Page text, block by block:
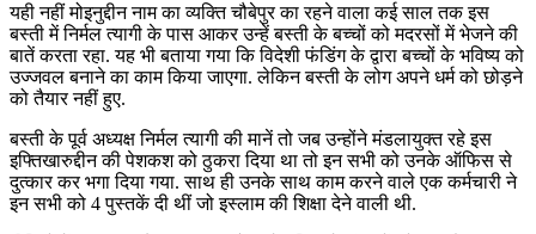
यही नहीं मोइनुद्दीन नाम का व्यक्ति चौबेपुर का रहने वाला कई साल तक इस
बस्ती में निर्मल त्यागी के पास आकर उन्हें बस्ती के बच्चों को मदरसों में भेजने की
बातें करता रहा. यह भी बताया गया कि विदेशी फंडिंग के द्वारा बच्चों के भविष्य को
उज्जवल बनाने का काम किया जाएगा. लेकिन बस्ती के लोग अपने धर्म को छोड़ने
को तैयार नहीं हुए.
बस्ती के पूर्व अध्यक्ष निर्मल त्यागी की मानें तो जब उन्होंने मंडलायुक्त रहे इस
इफ्तिखारुद्दीन की पेशकश को ठुकरा दिया था तो इन सभी को उनके ऑफिस से
दुत्कार कर भगा दिया गया. साथ ही उनके साथ काम करने वाले एक कर्मचारी ने
इन सभी को 4 पुस्तकें दी थीं जो इस्लाम की शिक्षा देने वाली थी.